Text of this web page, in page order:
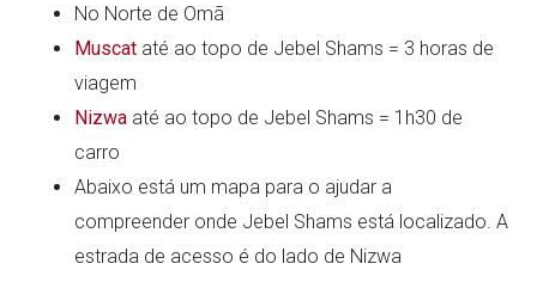
No Norte de Omã
Muscat até ao topo de Jebel Shams = 3 horas de
viagem
Nizwa até ao topo de Jebel Shams = 1h30 de
carro
Abaixo está um mapa para o ajudar a
compreender onde Jebel Shams está localizado. A
estrada de acesso é do lado de Nizwa